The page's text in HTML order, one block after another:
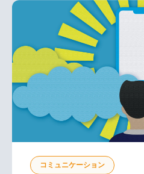
コミュニケーション